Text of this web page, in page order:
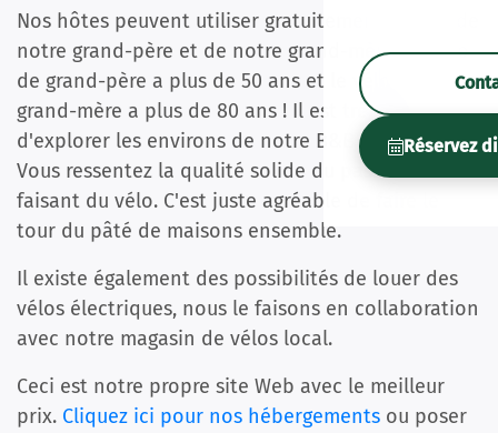
Réservez
Nos hôtes peuvent utiliser gratuitement le vélo de
notre grand-père et de notre grand-mère. Le vélo
de grand-père a plus de 50 ans et le vélo de
grand-mère a plus de 80 ans ! Il est très agréable
d'explorer les environs de notre B&B avec style.
Vous ressentez la qualité solide du passé en
faisant du vélo. C'est juste agréable de faire le
tour du pâté de maisons ensemble.
Il existe également des possibilités de louer des
vélos électriques, nous le faisons en collaboration
avec notre magasin de vélos local.
Ceci est notre propre site Web avec le meilleur
prix. Cliquez ici pour nos hébergements ou poser